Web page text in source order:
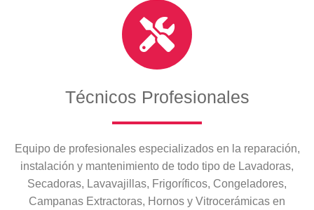
Técnicos Profesionales
Equipo de profesionales especializados en la reparación,
instalación y mantenimiento de todo tipo de Lavadoras,
Secadoras, Lavavajillas, Frigoríficos, Congeladores,
Campanas Extractoras, Hornos y Vitrocerámicas en